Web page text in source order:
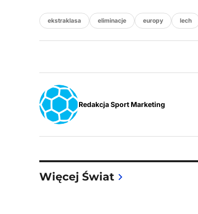
ekstraklasa eliminacje europy lech
Redakcja Sport Marketing
Więcej Świat